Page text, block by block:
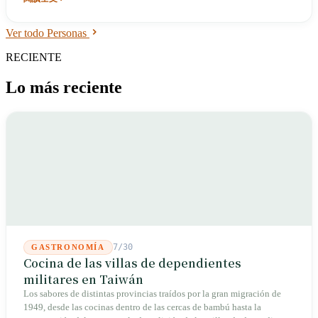
accidentalmente durante una inmersión. En 1990, su único guion para
de 1991, se suicidó en el Hospital General de Veteranos de Taipéi a los
Ver todo Personas
RECIENTE
Lo más reciente
GASTRONOMÍA 7/30
Cocina de las villas de dependientes
militares en Taiwán
Los sabores de distintas provincias traídos por la gran migración de
1949, desde las cocinas dentro de las cercas de bambú hasta la